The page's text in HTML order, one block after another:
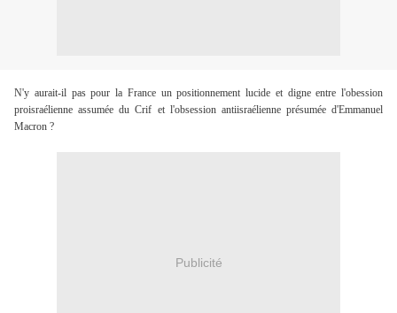
N'y aurait-il pas pour la France un positionnement lucide et digne entre l'obession
proisraélienne assumée du Crif et l'obsession antiisraélienne présumée d'Emmanuel
Macron ?
Publicité